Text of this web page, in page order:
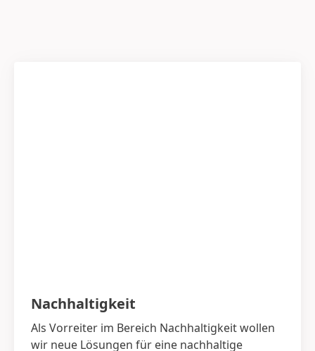
Nachhaltigkeit
Als Vorreiter im Bereich Nachhaltigkeit wollen
wir neue Lösungen für eine nachhaltige